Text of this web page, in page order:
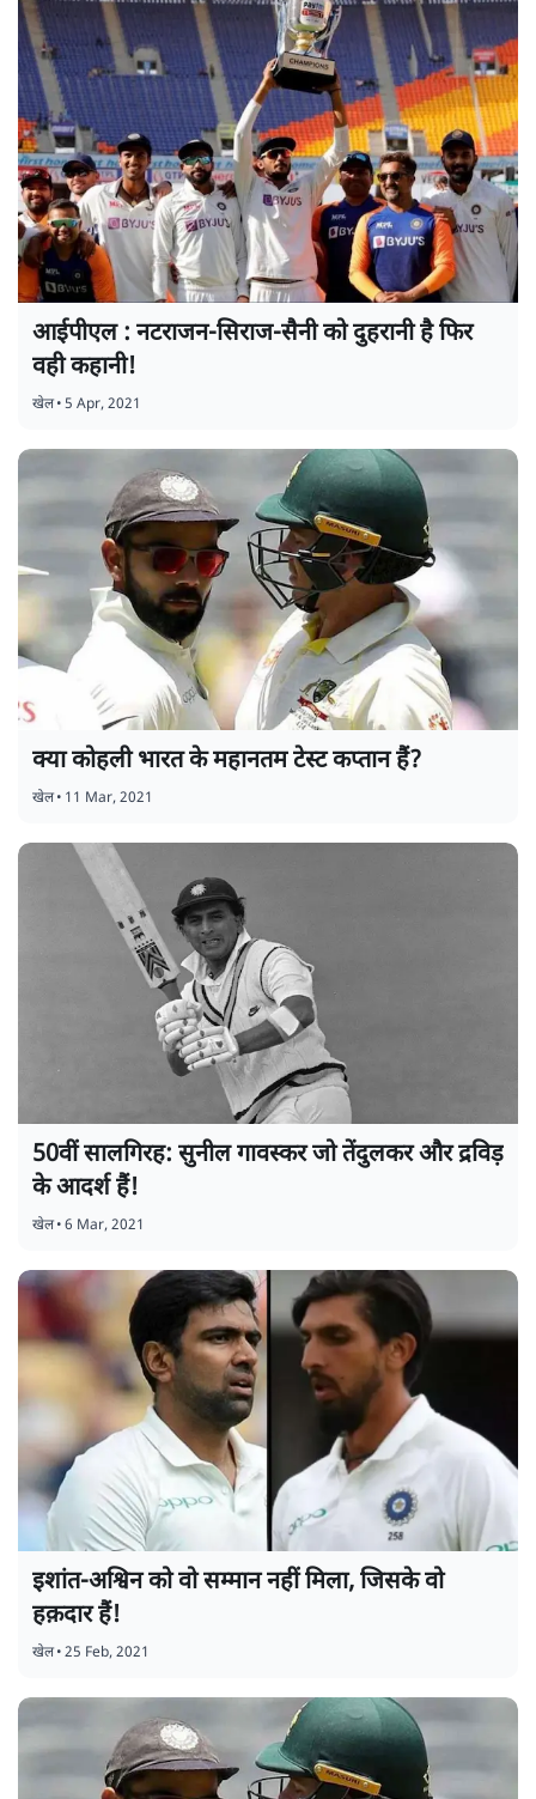
आईपीएल : नटराजन-सिराज-सैनी को दुहरानी है फिर
वही कहानी!
खेल•5 Apr, 2021
क्या कोहली भारत के महानतम टेस्ट कप्तान हैं?
खेल• 11 Mar, 2021
50वीं सालगिरह: सुनील गावस्कर जो तेंदुलकर और द्रविड़
के आदर्श हैं!
खेल•6 Mar, 2021
इशांत-अश्विन को वो सम्मान नहीं मिला, जिसके वो
हक़दार हैं!
खेल•25 Feb, 2021